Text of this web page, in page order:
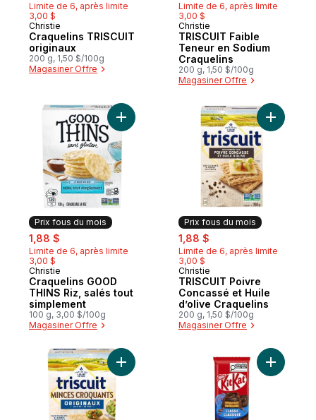
Limite de 6, après limite
3,00 $
Prix fous du mois
Christie
Craquelins TRISCUIT
originaux
200 g, 1,50 $/100g
Magasiner Offre
Limite de 6, après limite
3,00 $
Prix fous du mois
Christie
TRISCUIT Faible
Teneur en Sodium
Craquelins
200 g, 1,50 $/100g
Magasiner Offre
Prix fous du mois
sale:
1,88 $
Limite de 6, après limite
3,00 $
Prix fous du mois
Christie
Craquelins GOOD
THINS Riz, salés tout
simplement
100 g, 3,00 $/100g
Magasiner Offre
Ajouter Craquelins GOOD THINS Riz,
Prix fous du mois
sale:
1,88 $
Limite de 6, après limite
3,00 $
Prix fous du mois
Christie
TRISCUIT Poivre
Concassé et Huile
d’olive Craquelins
200 g, 1,50 $/100g
Magasiner Offre
Ajouter
Ajouter TRISCUIT Minces Croquants
Ajouter